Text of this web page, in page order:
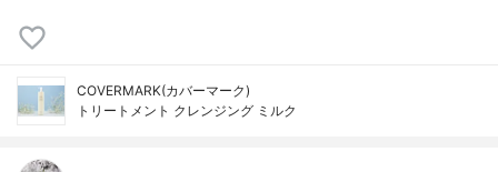
COVERMARK(カバーマーク)
トリートメント クレンジング ミルク